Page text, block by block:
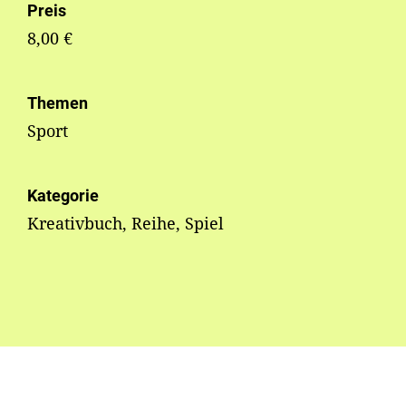
Preis
8,00 €
Themen
Sport
Kategorie
Kreativbuch, Reihe, Spiel